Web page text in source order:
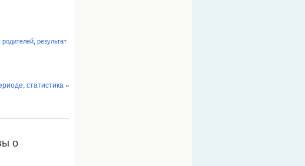
родителей результат
статистика »
о